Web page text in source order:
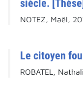
siècle.
NOTEZ, Maël,
Le citoyen
ROBATEL,